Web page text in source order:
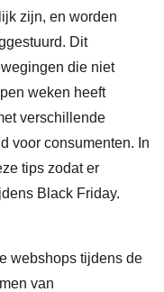
zijn, en worden
Dit
die niet
weken heeft
verschillende
voor consumenten. In
tips zodat er
Black Friday.
webshops tijdens de
van